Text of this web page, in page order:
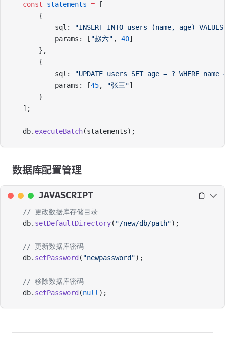
const statements = [
    {
        sql:
"INSERT INTO users (name, age)
        params: [
"赵六" , 40]
    },
    {
        sql:
"UPDATE users SET age = ? WHERE
        params: [
45, "张三"]
    }
];
db. executeBatch(statements);
数据库配置管理
JAVASCRIPT
// 更改数据库存储目录
db. setDefaultDirectory( "/new/db/path");
// 更新数据库密码
db. setPassword ( "newpassword");
// 移除数据库密码
db. setPassword (null );